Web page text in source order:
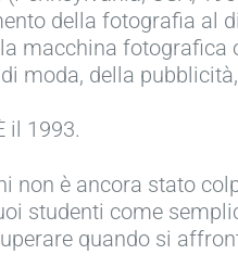
della fotografia al
macchina fotografica
moda, della
il 1993.
non è ancora stato
studenti come
quando si